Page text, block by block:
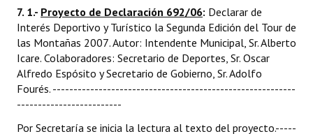
7. 1.- Proyecto de Declaración 692/06: Declarar de
Interés Deportivo y Turístico la Segunda Edición del Tour de
las Montañas 2007. Autor: Intendente Municipal, Sr. Alberto
Icare. Colaboradores: Secretario de Deportes, Sr. Oscar
Alfredo Espósito y Secretario de Gobierno, Sr. Adolfo
Fourés. ----------------------------------------------------------
-------------------------
Por Secretaría se inicia la lectura al texto del proyecto.-----